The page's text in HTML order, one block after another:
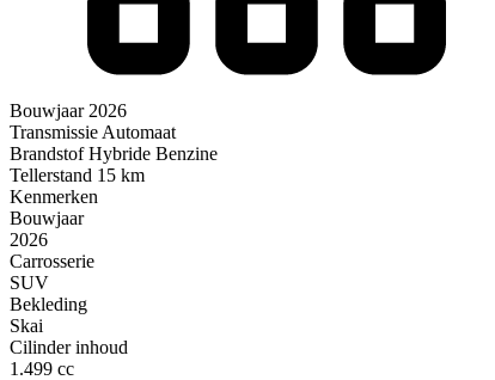
Bouwjaar 2026
Transmissie Automaat
Brandstof Hybride Benzine
Tellerstand 15 km
Kenmerken
Bouwjaar
2026
Carrosserie
SUV
Bekleding
Skai
Cilinder inhoud
1.499 cc